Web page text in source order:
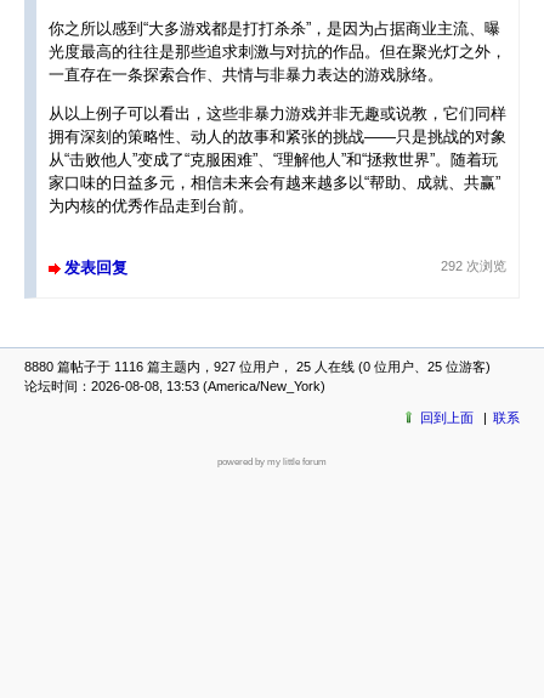
你之所以感到“大多游戏都是打打杀杀”，是因为占据商业主流、曝
光度最高的往往是那些追求刺激与对抗的作品。但在聚光灯之外，
一直存在一条探索合作、共情与非暴力表达的游戏脉络。
从以上例子可以看出，这些非暴力游戏并非无趣或说教，它们同样
拥有深刻的策略性、动人的故事和紧张的挑战——只是挑战的对象
从“击败他人”变成了“克服困难”、“理解他人”和“拯救世界”。随着玩
家口味的日益多元，相信未来会有越来越多以“帮助、成就、共赢”
为内核的优秀作品走到台前。
发表回复 292 次浏览
8880 篇帖子于 1116 篇主题内，927 位用户， 25 人在线 (0 位用户、25 位游客)
论坛时间：2026-08-08, 13:53 (America/New_York)
回到上面 联系
powered by my little forum